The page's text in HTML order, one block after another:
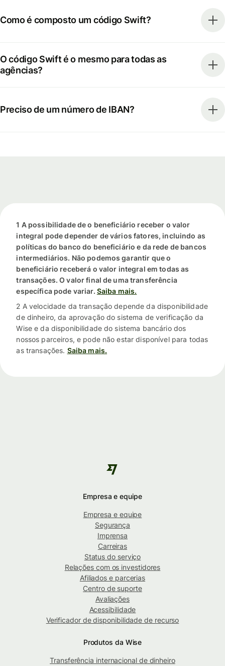
Como é composto um código Swift?
O código Swift é o mesmo para todas as
agências?
Preciso de um número de IBAN?
1 A possibilidade de o beneficiário receber o valor
integral pode depender de vários fatores, incluindo as
políticas do banco do beneficiário e da rede de bancos
intermediários. Não podemos garantir que o
beneficiário receberá o valor integral em todas as
transações. O valor final de uma transferência
específica pode variar. Saiba mais.
2 A velocidade da transação depende da disponibilidade
de dinheiro, da aprovação do sistema de verificação da
Wise e da disponibilidade do sistema bancário dos
nossos parceiros, e pode não estar disponível para todas
as transações. Saiba mais.
Empresa e equipe
Empresa e equipe
Segurança
Imprensa
Carreiras
Status do serviço
Relações com os investidores
Afiliados e parcerias
Centro de suporte
Avaliações
Acessibilidade
Verificador de disponibilidade de recurso
Produtos da Wise
Transferência internacional de dinheiro